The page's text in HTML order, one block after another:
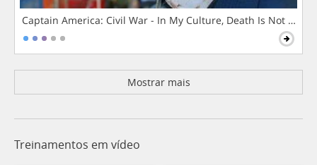
Captain America: Civil War - In My Culture, Death Is Not The
Mostrar mais
Treinamentos em vídeo